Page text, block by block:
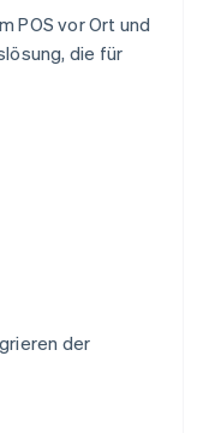
POS vor Ort und
die für
der